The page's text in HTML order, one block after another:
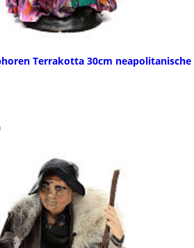
Terrakotta 30cm neapolitanische